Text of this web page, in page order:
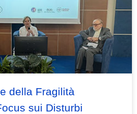
della Fragilità
sui Disturbi